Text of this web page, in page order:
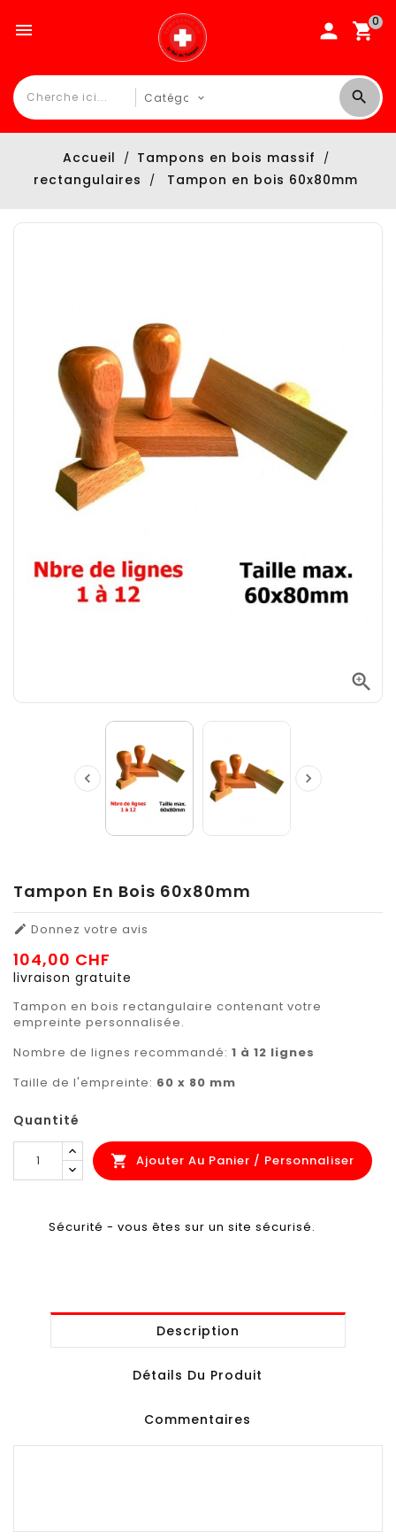
0

Accueil
Tampons en bois massif
rectangulaires
Tampon en bois 60x80mm

 
Tampon En Bois 60x80mm
 Donnez votre avis
104,00 CHF
livraison gratuite
Tampon en bois rectangulaire contenant votre
empreinte personnalisée.
Nombre de lignes recommandé: 1 à 12 lignes
Taille de l'empreinte: 60 x 80 mm
Quantité
 Ajouter Au Panier / Personnaliser
Sécurité - vous êtes sur un site sécurisé.
Description
Détails Du Produit
Commentaires